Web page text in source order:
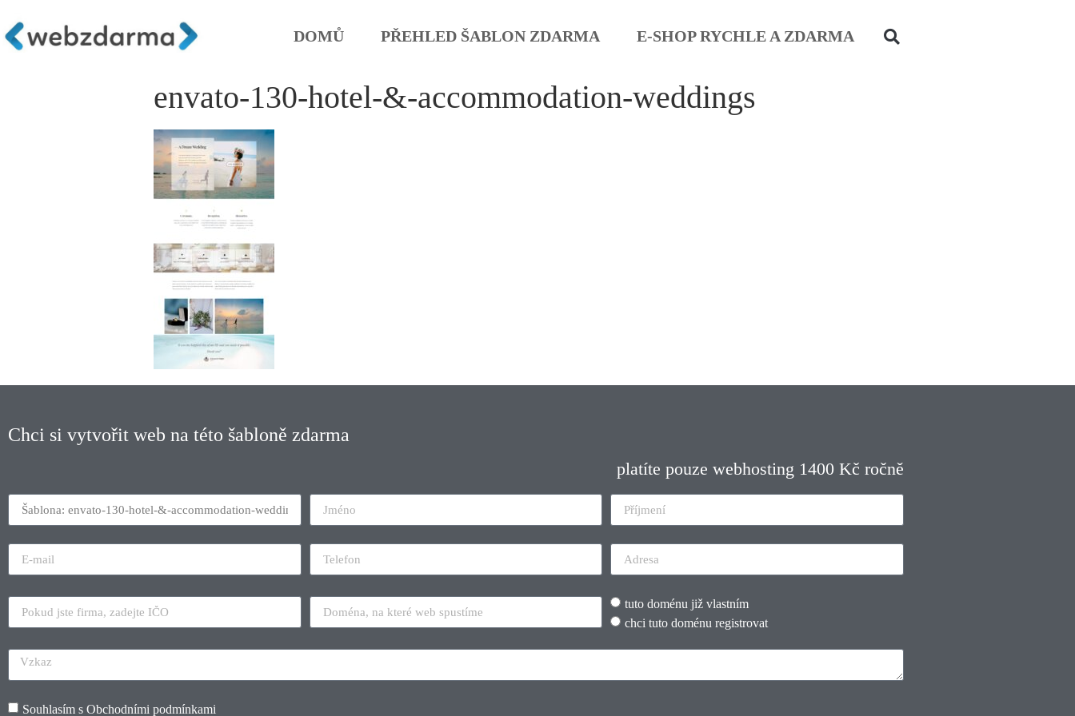
DOMŮ PŘEHLED ŠABLON ZDARMA E-SHOP RYCHLE A ZDARMA
envato-130-hotel-&-accommodation-weddings
Chci si vytvořit web na této šabloně zdarma
platíte pouze webhosting 1400 Kč ročně
tuto doménu již vlastním
chci tuto doménu registrovat
Souhlasím s Obchodními podmínkami